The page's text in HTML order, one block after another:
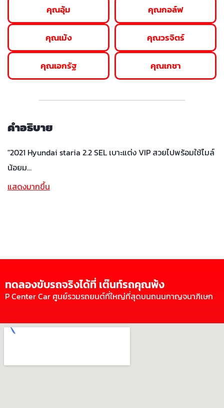
คุณอุ้ม
คุณเม้ง
คุณเอกรัฐ
คุณกอล์ฟ
คุณวรจิตร์
คุณเกชา
คำอธิบาย
"2021 Hyundai staria 2.2 SEL เบาะแต่ง VIP สวยไปพร้อมใช้ไมล์
น้อยม…
แสดงมากขึ้น
ทดลองขับรถจริงได้ที่ เต๊นท์รถคุณพ้ง
P Center Car ศูนย์รวมรถยนต์ที่ใหญ่ที่สุดบนถนนกาญจนาภิเษก